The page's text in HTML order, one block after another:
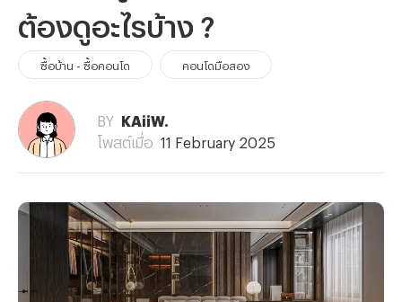
ต้องดูอะไรบ้าง ?
ซื้อบ้าน - ซื้อคอนโด คอนโดมือสอง
BY
KAiiW.
โพสต์เมื่อ
11 February 2025